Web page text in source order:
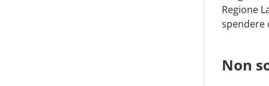
Regione
spendere
Non